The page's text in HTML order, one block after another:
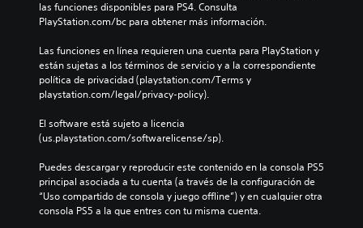
las funciones disponibles para PS4. Consulta
PlayStation.com/bc para obtener más información.
Las funciones en línea requieren una cuenta para PlayStation y
están sujetas a los términos de servicio y a la correspondiente
política de privacidad (playstation.com/Terms y
playstation.com/legal/privacy-policy).
El software está sujeto a licencia
(us.playstation.com/softwarelicense/sp).
Puedes descargar y reproducir este contenido en la consola PS5
principal asociada a tu cuenta (a través de la configuración de
“Uso compartido de consola y juego offline”) y en cualquier otra
consola PS5 a la que entres con tu misma cuenta.